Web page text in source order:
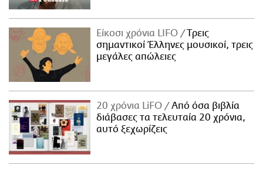
Είκοσι χρόνια LIFO
Tρεις
σημαντικοί Έλληνες μουσικοί, τρεις
μεγάλες απώλειες
20 χρόνια LiFO
Από όσα βιβλία
διάβασες τα τελευταία 20 χρόνια,
αυτό ξεχωρίζεις